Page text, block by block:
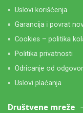
Uslovi korišćenja
Garancija i povrat
Cookies – politika
Politika privatnosti
Odricanje od
Uslovi plaćanja
Društvene mreže